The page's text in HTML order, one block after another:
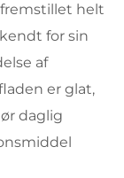
fremstillet helt
for sin
af
er glat,
daglig